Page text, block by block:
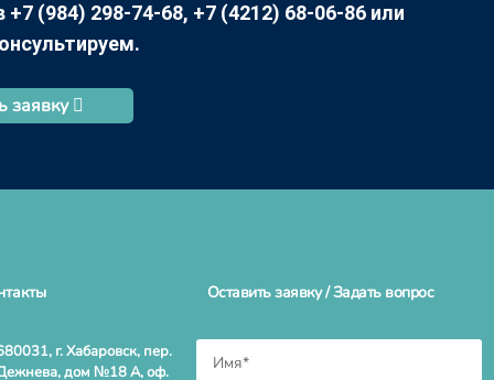
(984) 298-74-68, +7 (4212) 68-06-86 или
заявку
г. Хабаровск, пер.
дом №18 А, оф.
Оставить заявку / Задать вопрос